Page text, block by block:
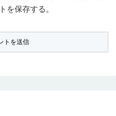
を保存する。